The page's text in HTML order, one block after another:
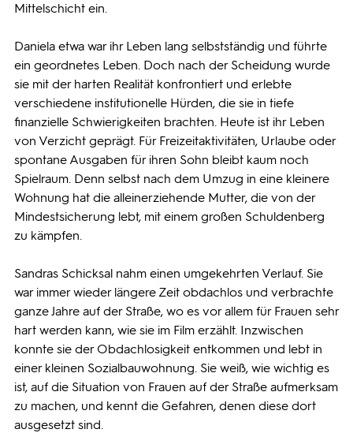
Mittelschicht ein.
Daniela etwa war ihr Leben lang selbstständig und führte
ein geordnetes Leben. Doch nach der Scheidung wurde
sie mit der harten Realität konfrontiert und erlebte
verschiedene institutionelle Hürden, die sie in tiefe
finanzielle Schwierigkeiten brachten. Heute ist ihr Leben
von Verzicht geprägt. Für Freizeitaktivitäten, Urlaube oder
spontane Ausgaben für ihren Sohn bleibt kaum noch
Spielraum. Denn selbst nach dem Umzug in eine kleinere
Wohnung hat die alleinerziehende Mutter, die von der
Mindestsicherung lebt, mit einem großen Schuldenberg
zu kämpfen.
Sandras Schicksal nahm einen umgekehrten Verlauf. Sie
war immer wieder längere Zeit obdachlos und verbrachte
ganze Jahre auf der Straße, wo es vor allem für Frauen sehr
hart werden kann, wie sie im Film erzählt. Inzwischen
konnte sie der Obdachlosigkeit entkommen und lebt in
einer kleinen Sozialbauwohnung. Sie weiß, wie wichtig es
ist, auf die Situation von Frauen auf der Straße aufmerksam
zu machen, und kennt die Gefahren, denen diese dort
ausgesetzt sind.